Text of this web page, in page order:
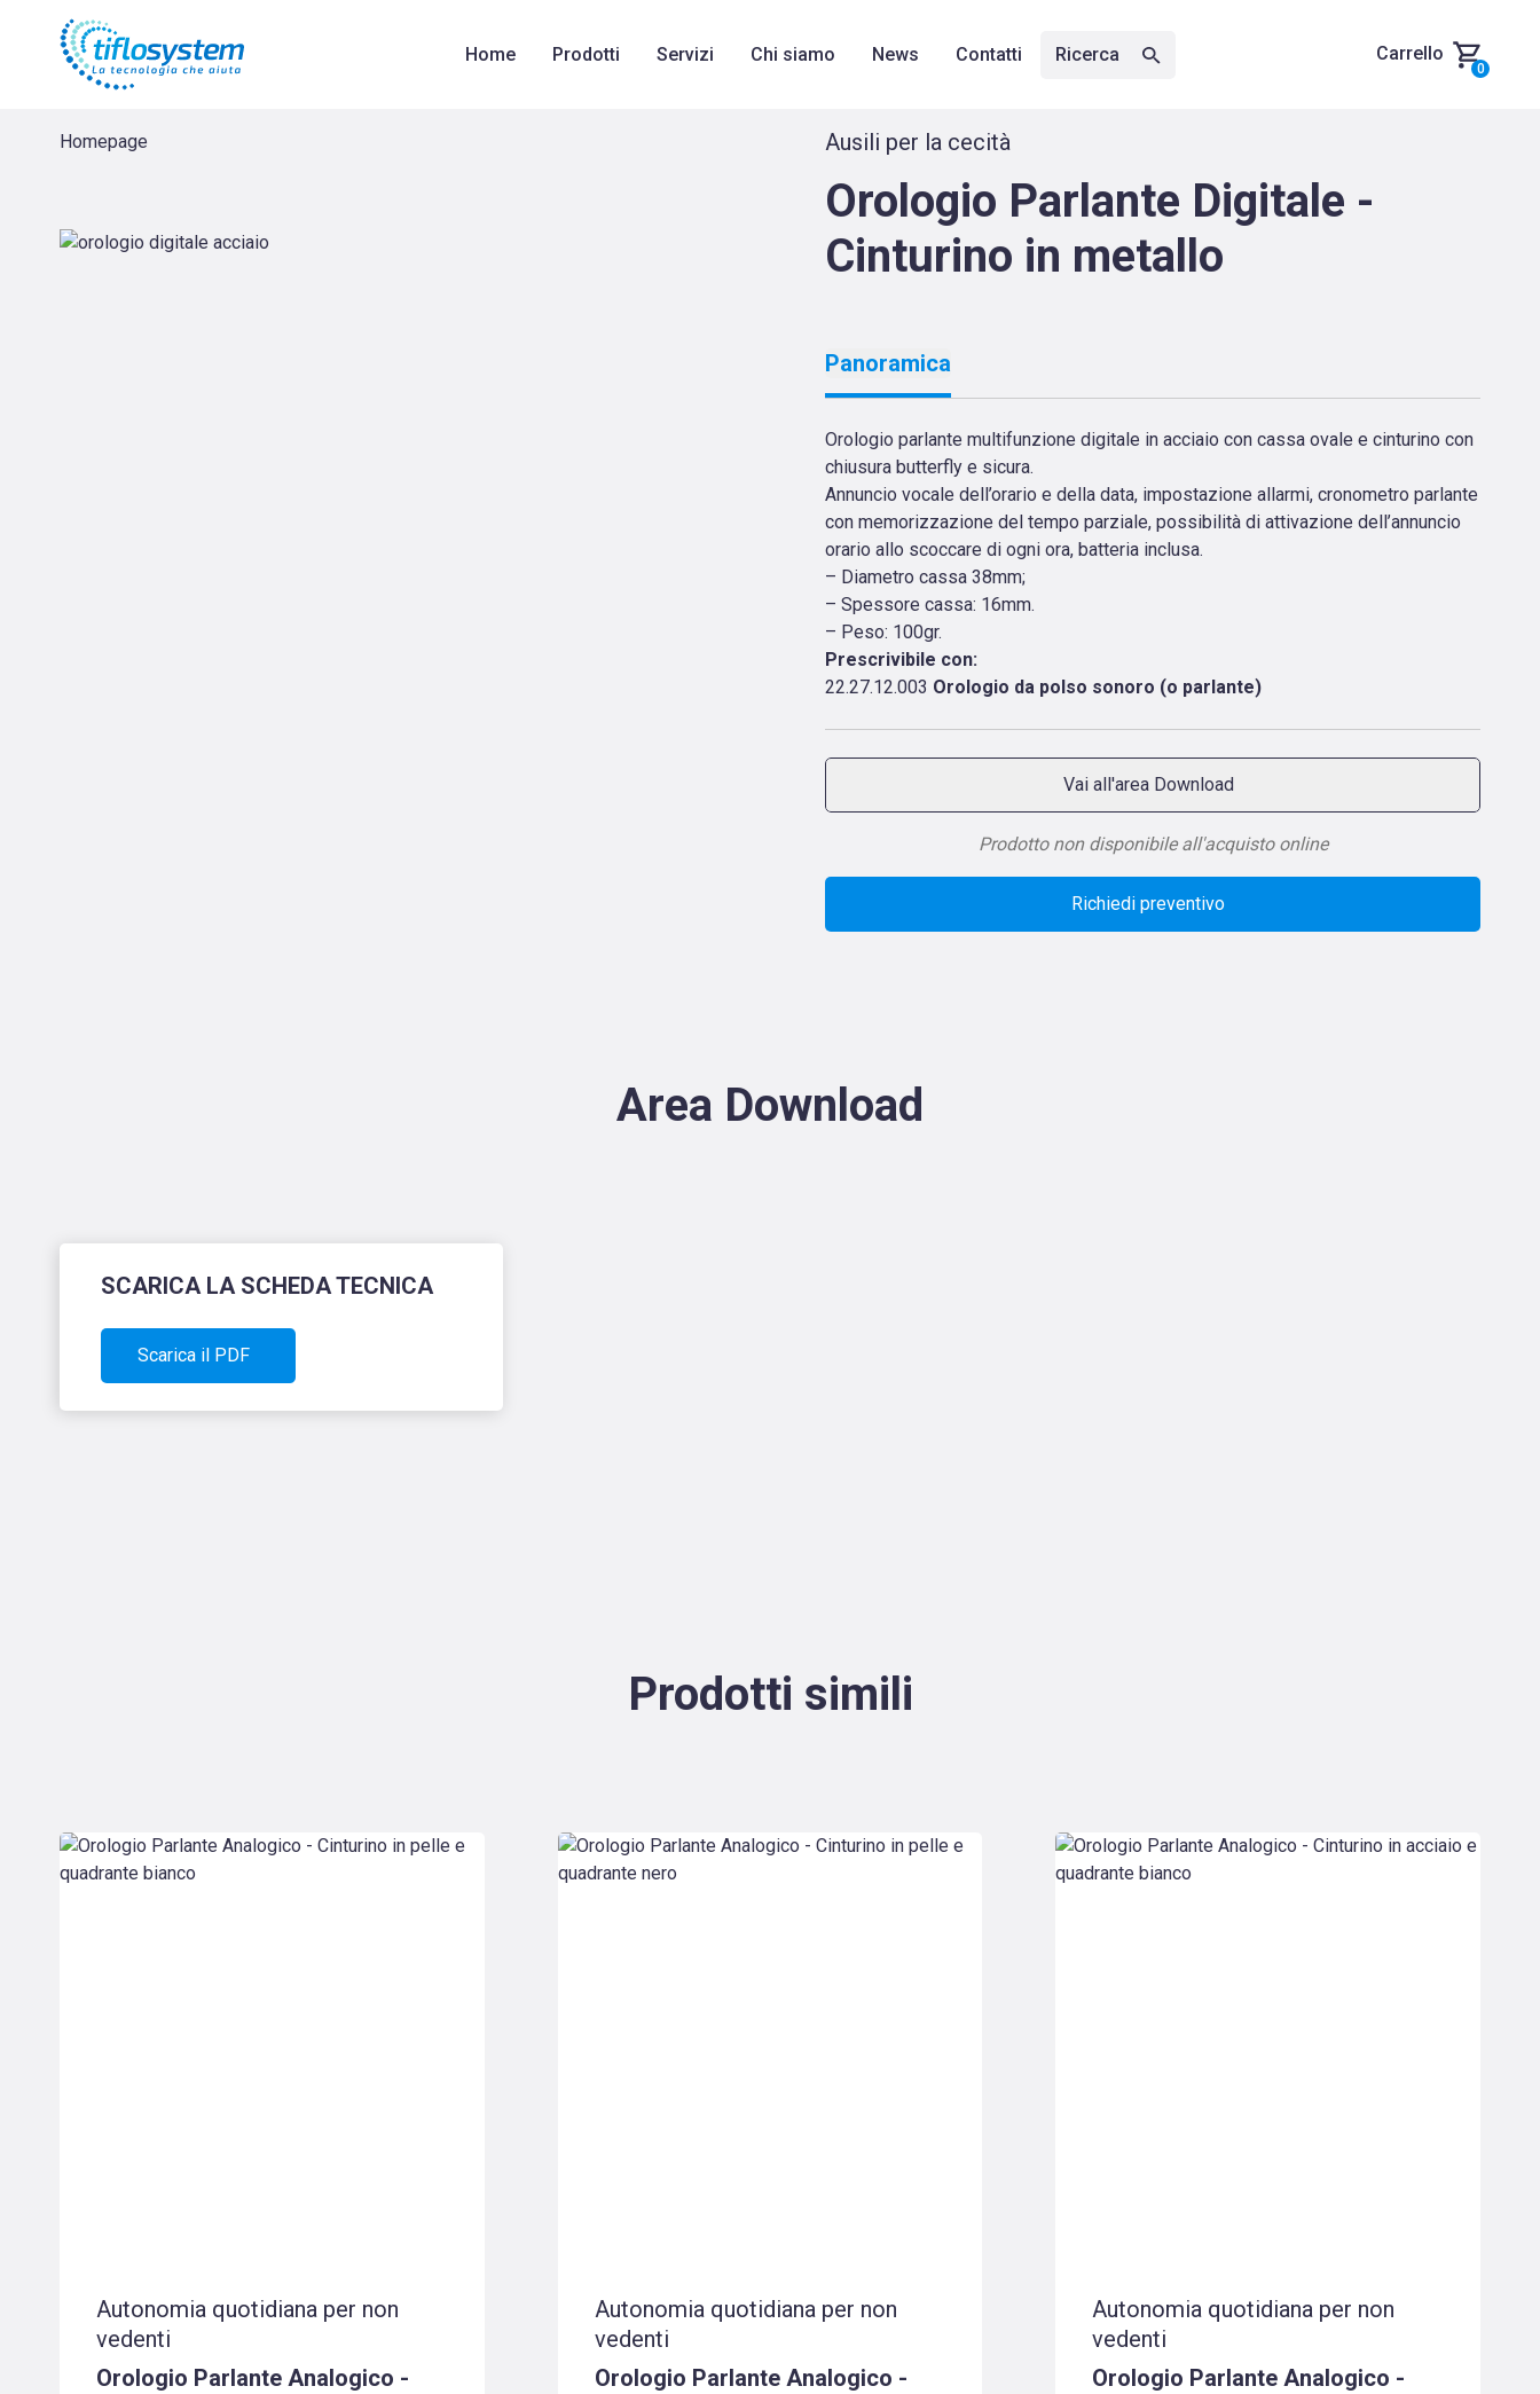
Home
Prodotti Servizi Chi siamo News Contatti Ricerca Carrello
0
Homepage Ausili per la cecità
Orologio Parlante Digitale -
Cinturino in metallo
Panoramica
Orologio parlante multifunzione digitale in acciaio con cassa ovale e cinturino con
chiusura butterfly e sicura.
Annuncio vocale dell’orario e della data, impostazione allarmi, cronometro parlante
con memorizzazione del tempo parziale, possibilità di attivazione dell’annuncio
orario allo scoccare di ogni ora, batteria inclusa.
– Diametro cassa 38mm;
– Spessore cassa: 16mm.
– Peso: 100gr.
Prescrivibile con:
22.27.12.003 Orologio da polso sonoro (o parlante)
Vai all'area Download
Prodotto non disponibile all'acquisto online
Richiedi preventivo
Area Download
SCARICA LA SCHEDA TECNICA
Scarica il PDF
Prodotti simili
Autonomia quotidiana per non
vedenti
Orologio Parlante Analogico -
Autonomia quotidiana per non
vedenti
Orologio Parlante Analogico -
Autonomia quotidiana per non
vedenti
Orologio Parlante Analogico -